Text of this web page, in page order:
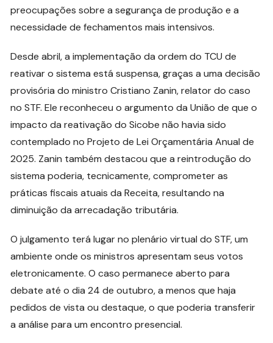
preocupações sobre a segurança de produção e a
necessidade de fechamentos mais intensivos.
Desde abril, a implementação da ordem do TCU de
reativar o sistema está suspensa, graças a uma decisão
provisória do ministro Cristiano Zanin, relator do caso
no STF. Ele reconheceu o argumento da União de que o
impacto da reativação do Sicobe não havia sido
contemplado no Projeto de Lei Orçamentária Anual de
2025. Zanin também destacou que a reintrodução do
sistema poderia, tecnicamente, comprometer as
práticas fiscais atuais da Receita, resultando na
diminuição da arrecadação tributária.
O julgamento terá lugar no plenário virtual do STF, um
ambiente onde os ministros apresentam seus votos
eletronicamente. O caso permanece aberto para
debate até o dia 24 de outubro, a menos que haja
pedidos de vista ou destaque, o que poderia transferir
a análise para um encontro presencial.